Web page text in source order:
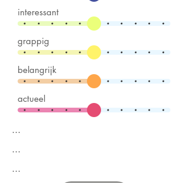
interessant
grappig
belangrijk
actueel
...
...
...